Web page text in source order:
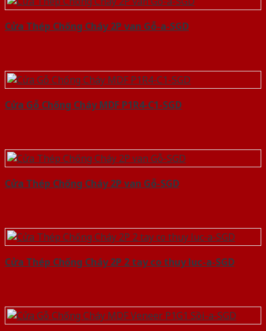
Cửa Thép Chống Cháy 2P van Gỗ-a-SGD
Cửa Gỗ Chống Cháy MDF P1R4-C1-SGD
Cửa Thép Chống Cháy 2P van Gỗ-SGD
Cửa Thép Chống Cháy 2P 2 tay co thuy luc-a-SGD